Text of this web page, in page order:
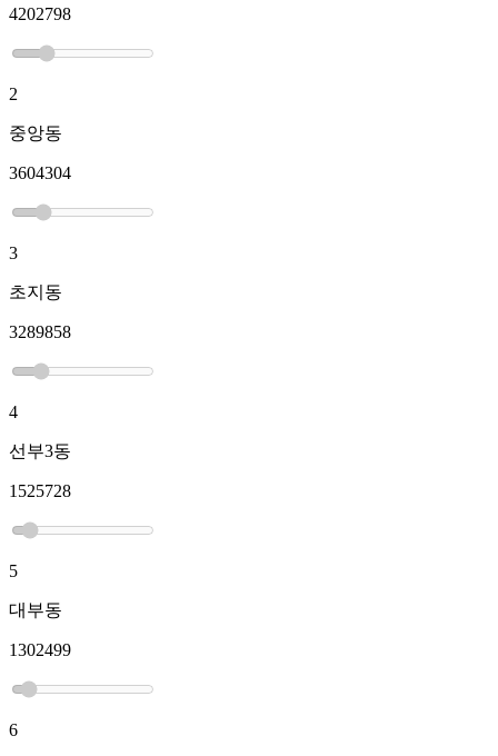
4202798
2
중앙동
3604304
3
초지동
3289858
4
선부3동
1525728
5
대부동
1302499
6